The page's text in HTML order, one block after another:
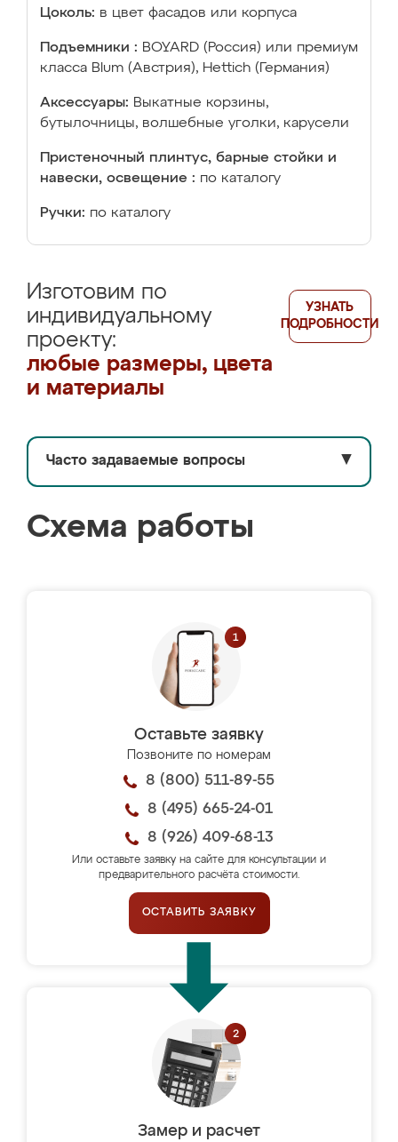
Цоколь: в цвет фасадов или корпуса
Подъемники : BOYARD (Россия) или премиум
класса Blum (Австрия), Hettich (Германия)
Аксессуары: Выкатные корзины,
бутылочницы, волшебные уголки, карусели
Пристеночный плинтус, барные стойки и
навески, освещение : по каталогу
Ручки: по каталогу
Изготовим по
индивидуальному
проекту:
любые размеры, цвета
и материалы
УЗНАТЬ
ПОДРОБНОСТИ
Часто задаваемые вопросы ▼
Схема работы
Оставьте заявку
Позвоните по номерам
8 (800) 511-89-55
8 (495) 665-24-01
8 (926) 409-68-13
Или оставьте заявку на сайте для консультации и
предварительного расчёта стоимости.
ОСТАВИТЬ ЗАЯВКУ
Замер и расчет